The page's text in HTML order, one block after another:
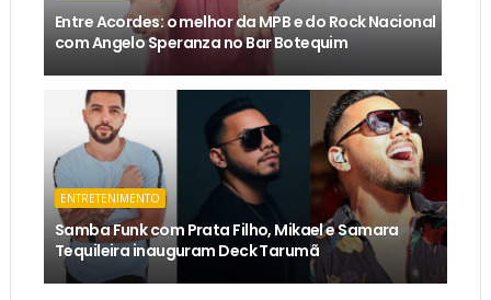
Entre Acordes: o melhor da MPB e do Rock Nacional
com Angelo Speranza no Bar Botequim
ENTRETENIMENTO
Samba Funk com Prata Filho, Mikael e Samara
Tequileira inauguram Deck Tarumã